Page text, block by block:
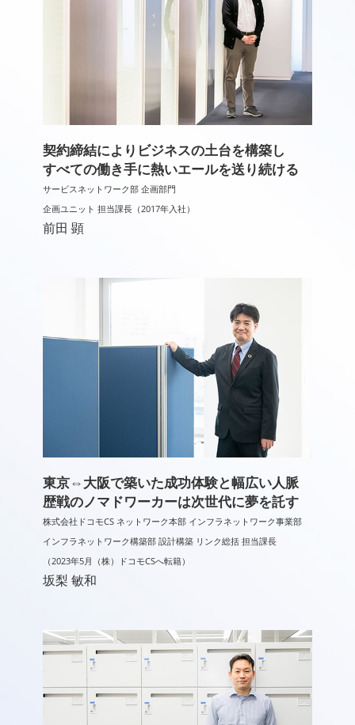
契約締結によりビジネスの土台を構築し
すべての働き手に熱いエールを送り続ける
サービスネットワーク部 企画部門
企画ユニット 担当課長（2017年入社）
前田 顕
東京⇔大阪で築いた成功体験と幅広い人脈
歴戦のノマドワーカーは次世代に夢を託す
株式会社ドコモCS ネットワーク本部 インフラネットワーク事業部
インフラネットワーク構築部 設計構築 リンク総括 担当課長
（2023年5月（株）ドコモCSへ転籍）
坂梨 敏和